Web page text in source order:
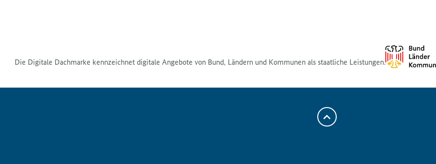
Die Digitale Dachmarke kennzeichnet digitale Angebote von Bund, Ländern und Kommunen als staatliche Leistungen.
Zum